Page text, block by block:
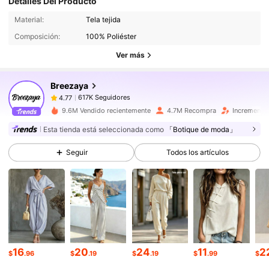
Material:
Tela tejida
Composición:
100% Poliéster
Ver más
Breezaya
617K Seguidores
4.77
617K Seguidores
s***rpagóHace 6 horas
4.77 617K Seguidores
4.77 617K Seguidores
4.77 617K Seguidores
617K Seguidores
9.6M Vendido recientemente 4.7M Recompra
Esta tienda está seleccionada como 「Botique de moda」
Seguir Todos los artículos
$16.96 $20.19 $24.19 $11.99 $